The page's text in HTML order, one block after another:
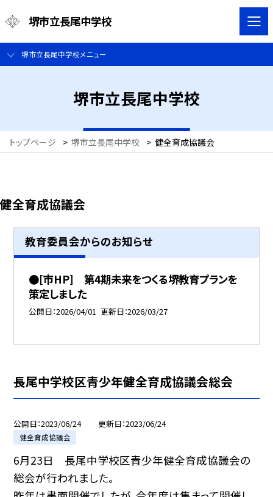
堺市立長尾中学校
堺市立長尾中学校メニュー
堺市立長尾中学校
トップページ > 堺市立長尾中学校 > 健全育成協議会
健全育成協議会
教育委員会からのお知らせ
●[市HP] 第4期未来をつくる堺教育プランを
策定しました
公開日 2026/04/01 更新日 2026/03/27
長尾中学校区青少年健全育成協議会総会
公開日 2023/06/24 更新日 2023/06/24
健全育成協議会
6月23日 長尾中学校区青少年健全育成協議会の
総会が行われました。